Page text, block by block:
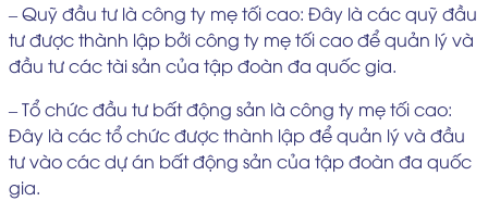
– Quỹ đầu tư là công ty mẹ tối cao: Đây là các quỹ đầu
tư được thành lập bởi công ty mẹ tối cao để quản lý và
đầu tư các tài sản của tập đoàn đa quốc gia.
– Tổ chức đầu tư bất động sản là công ty mẹ tối cao:
Đây là các tổ chức được thành lập để quản lý và đầu
tư vào các dự án bất động sản của tập đoàn đa quốc
gia.